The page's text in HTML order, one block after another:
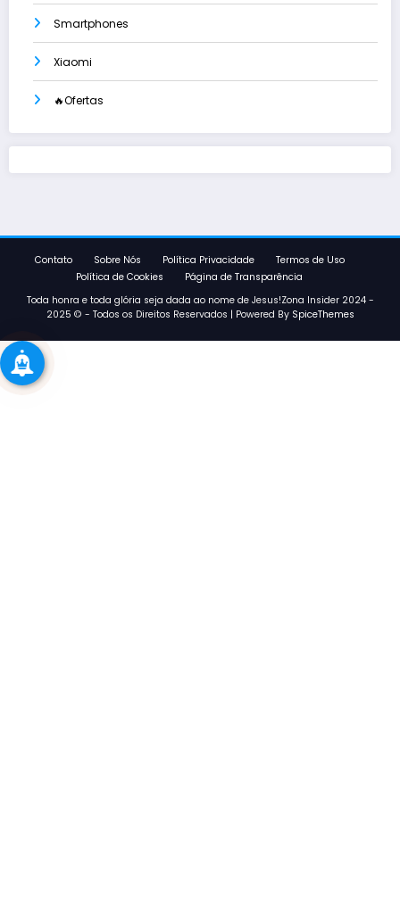
Smartphones
Xiaomi
🔥Ofertas
Contato Sobre Nós Política Privacidade
Termos de Uso
Política de Cookies
Página de Transparência
Toda honra e toda glória seja dada ao nome de Jesus!Zona Insider 2024 -
2025 © - Todos os Direitos Reservados | Powered By SpiceThemes